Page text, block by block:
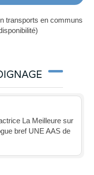
transports en communs
La Meilleure sur
bref UNE AAS de